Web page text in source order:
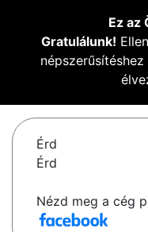
Ez az
Gratulálunk!
Érd
Érd
Nézd meg a cég